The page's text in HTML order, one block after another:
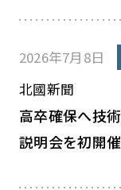
2026年7月8日
北國新聞
高卒確保へ技
説明会を初開催